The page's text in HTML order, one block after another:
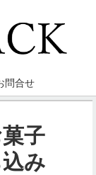
問合せ
子
み